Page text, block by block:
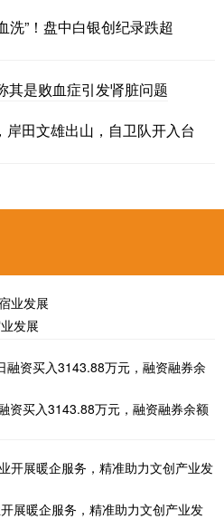
洗”！盘中白银创纪录跌超
其是败血症引发肾脏问题
田文雄出山，自卫队开入台
发展
资买入3143.88万元，融资融券余额
展暖企服务，精准助力文创产业发